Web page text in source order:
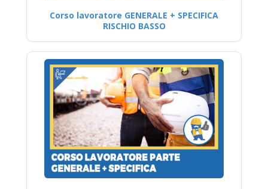
Corso lavoratore GENERALE + SPECIFICA
RISCHIO BASSO